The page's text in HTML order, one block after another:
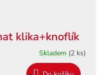
klika+knoflík
Skladem (2 ks)